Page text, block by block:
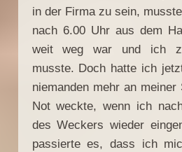
in der Firma zu sein,
nach 6.00 Uhr aus dem
weit weg war und ich
musste. Doch hatte ich
niemanden mehr an
Not weckte, wenn ich
des Weckers wieder
passierte es, dass ich